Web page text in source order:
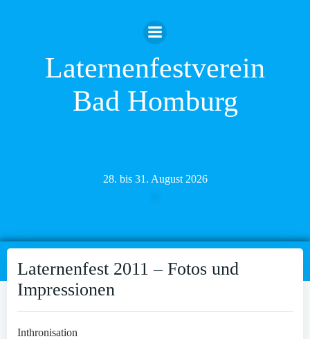
Inhalt
springen
Laternenfestverein
Bad Homburg
28. bis 31. August 2026
Laternenfest 2011 – Fotos und
Impressionen
Inthronisation